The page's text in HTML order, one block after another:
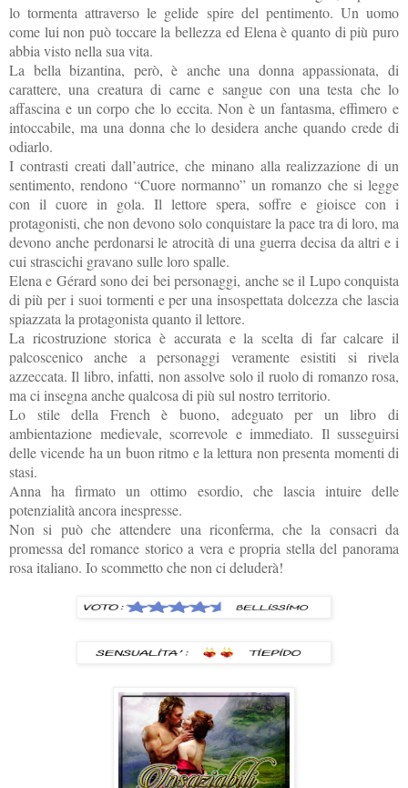
lo tormenta attraverso le gelide spire del pentimento. Un uomo
come lui non può toccare la bellezza ed Elena è quanto di più puro
abbia visto nella sua vita.
La bella bizantina, però, è anche una donna appassionata, di
carattere, una creatura di carne e sangue con una testa che lo
affascina e un corpo che lo eccita. Non è un fantasma, effimero e
intoccabile, ma una donna che lo desidera anche quando crede di
odiarlo.
I contrasti creati dall’autrice, che minano alla realizzazione di un
sentimento, rendono “Cuore normanno” un romanzo che si legge
con il cuore in gola. Il lettore spera, soffre e gioisce con i
protagonisti, che non devono solo conquistare la pace tra di loro, ma
devono anche perdonarsi le atrocità di una guerra decisa da altri e i
cui strascichi gravano sulle loro spalle.
Elena e Gérard sono dei bei personaggi, anche se il Lupo conquista
di più per i suoi tormenti e per una insospettata dolcezza che lascia
spiazzata la protagonista quanto il lettore.
La ricostruzione storica è accurata e la scelta di far calcare il
palcoscenico anche a personaggi veramente esistiti si rivela
azzeccata. Il libro, infatti, non assolve solo il ruolo di romanzo rosa,
ma ci insegna anche qualcosa di più sul nostro territorio.
Lo stile della French è buono, adeguato per un libro di
ambientazione medievale, scorrevole e immediato. Il susseguirsi
delle vicende ha un buon ritmo e la lettura non presenta momenti di
stasi.
Anna ha firmato un ottimo esordio, che lascia intuire delle
potenzialità ancora inespresse.
Non si può che attendere una riconferma, che la consacri da
promessa del romance storico a vera e propria stella del panorama
rosa italiano. Io scommetto che non ci deluderà!